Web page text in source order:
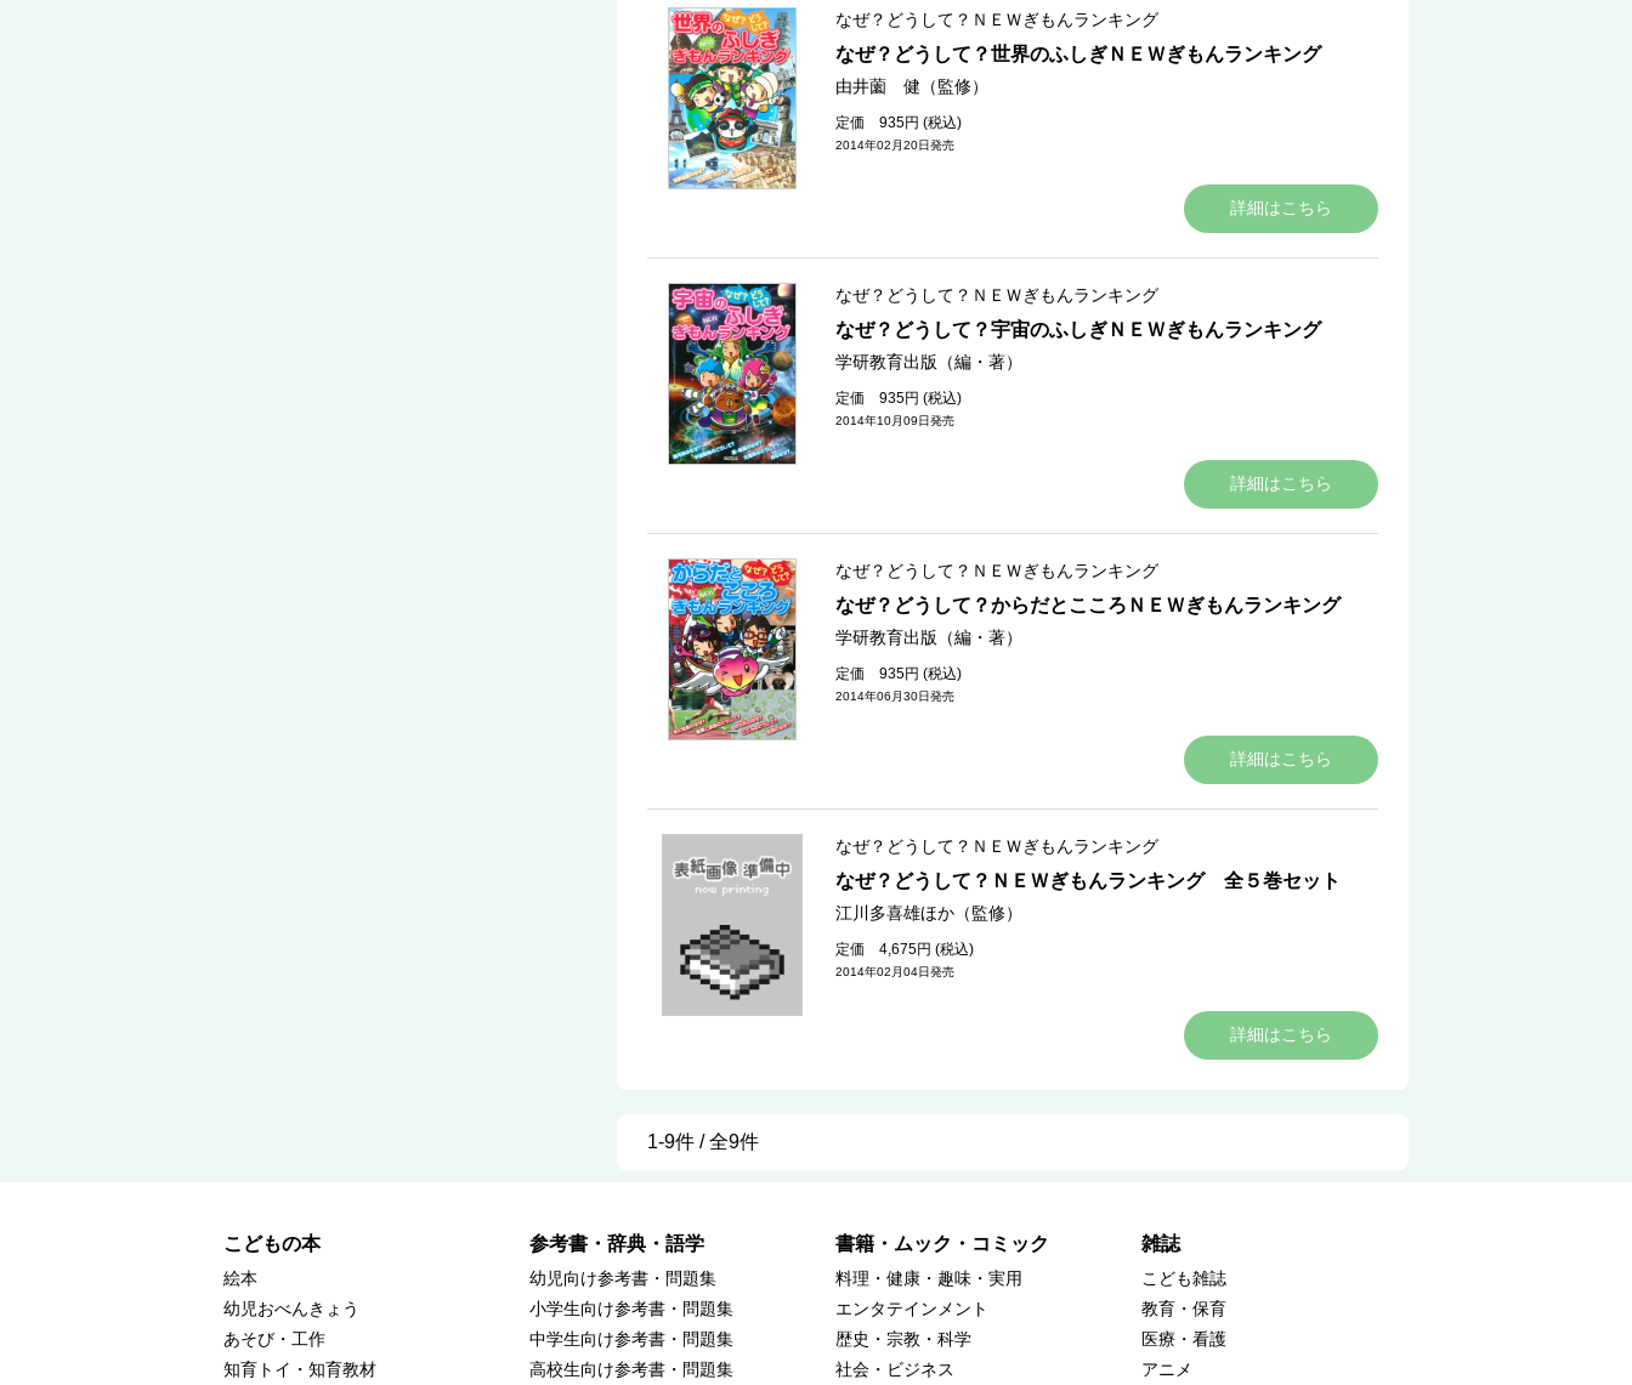
なぜ？どうして？ＮＥＷぎもんランキング
なぜ？どうして？世界のふしぎＮＥＷぎもんランキング
由井薗 健（監修）
定価 935円 (税込)
2014年02月20日発売
詳細はこちら
なぜ？どうして？ＮＥＷぎもんランキング
なぜ？どうして？宇宙のふしぎＮＥＷぎもんランキング
学研教育出版（編・著）
定価 935円 (税込)
2014年10月09日発売
詳細はこちら
なぜ？どうして？ＮＥＷぎもんランキング
なぜ？どうして？からだとこころＮＥＷぎもんランキング
学研教育出版（編・著）
定価 935円 (税込)
2014年06月30日発売
詳細はこちら
なぜ？どうして？ＮＥＷぎもんランキング
なぜ？どうして？ＮＥＷぎもんランキング 全５巻セット
江川多喜雄ほか（監修）
定価 4,675円 (税込)
2014年02月04日発売
詳細はこちら
1-9件 / 全9件
こどもの本
絵本
幼児おべんきょう
あそび・工作
知育トイ・知育教材
参考書・辞典・語学
幼児向け参考書・問題集
小学生向け参考書・問題集
中学生向け参考書・問題集
高校生向け参考書・問題集
書籍・ムック・コミック
料理・健康・趣味・実用
エンタテインメント
歴史・宗教・科学
社会・ビジネス
雑誌
こども雑誌
教育・保育
医療・看護
アニメ